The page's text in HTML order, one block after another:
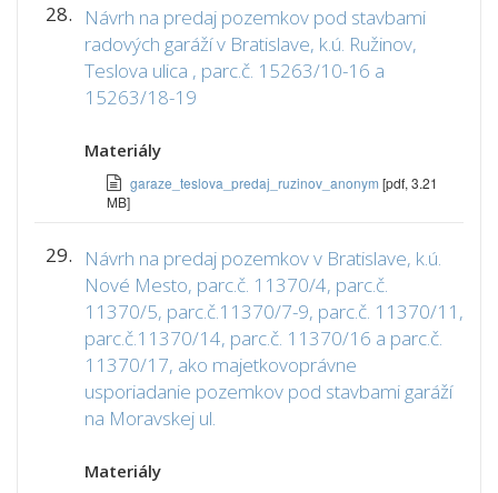
28.
Návrh na predaj pozemkov pod stavbami
radových garáží v Bratislave, k.ú. Ružinov,
Teslova ulica , parc.č. 15263/10-16 a
15263/18-19
Materiály
garaze_teslova_predaj_ruzinov_anonym [pdf, 3.21
MB]
29.
Návrh na predaj pozemkov v Bratislave, k.ú.
Nové Mesto, parc.č. 11370/4, parc.č.
11370/5, parc.č.11370/7-9, parc.č. 11370/11,
parc.č.11370/14, parc.č. 11370/16 a parc.č.
11370/17, ako majetkovoprávne
usporiadanie pozemkov pod stavbami garáží
na Moravskej ul.
Materiály